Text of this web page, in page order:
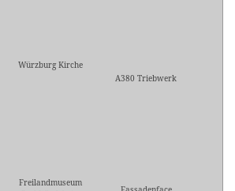
Würzburg Kirche
A380 Triebwerk
Freilandmuseum